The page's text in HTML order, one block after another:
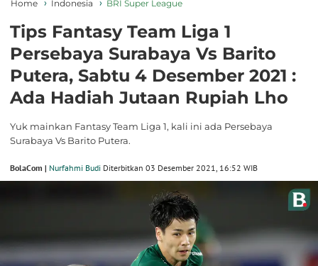
Home Indonesia BRI Super League
Tips Fantasy Team Liga 1
Persebaya Surabaya Vs Barito
Putera, Sabtu 4 Desember 2021 :
Ada Hadiah Jutaan Rupiah Lho
Yuk mainkan Fantasy Team Liga 1, kali ini ada Persebaya
Surabaya Vs Barito Putera.
BolaCom | Nurfahmi Budi Diterbitkan 03 Desember 2021, 16:52 WIB